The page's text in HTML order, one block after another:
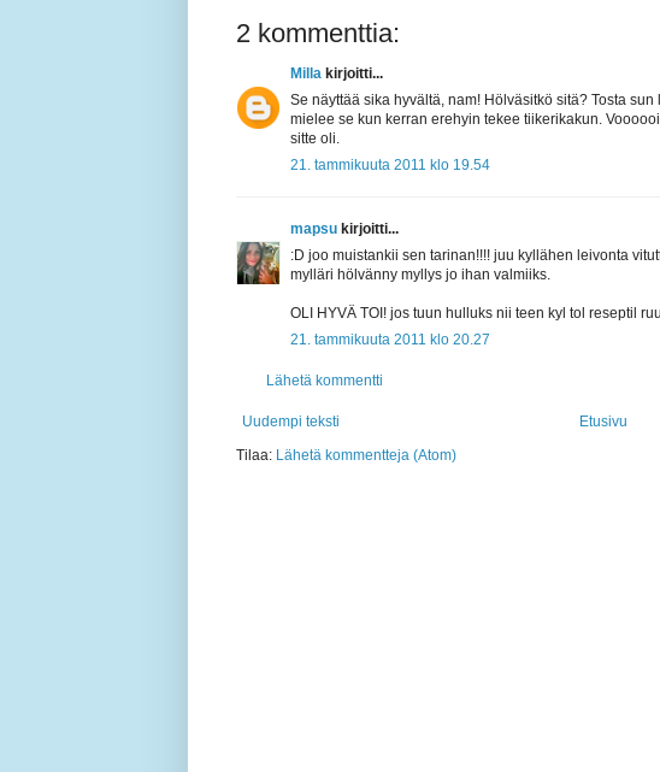
2 kommenttia:
Milla kirjoitti...
Se näyttää sika hyvältä, nam! Hölväsitkö sitä? Tosta
mielee se kun kerran erehyin tekee tiikerikakun.
sitte oli.
21. tammikuuta 2011 klo 19.54
mapsu kirjoitti...
:D joo muistankii sen tarinan!!!! juu kyllähen leivonta
mylläri hölvänny myllys jo ihan valmiiks.
OLI HYVÄ TOI! jos tuun hulluks nii teen kyl tol reseptil
21. tammikuuta 2011 klo 20.27
Lähetä kommentti
Uudempi teksti
Etusivu
Tilaa: Lähetä kommentteja (Atom)